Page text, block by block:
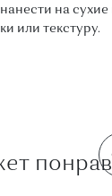
на сухие
или текстуру.